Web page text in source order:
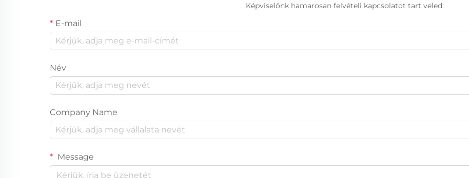
Képviselőnk hamarosan felvételi kapcsolatot tart veled.
E-mail
Név
Company Name
Message